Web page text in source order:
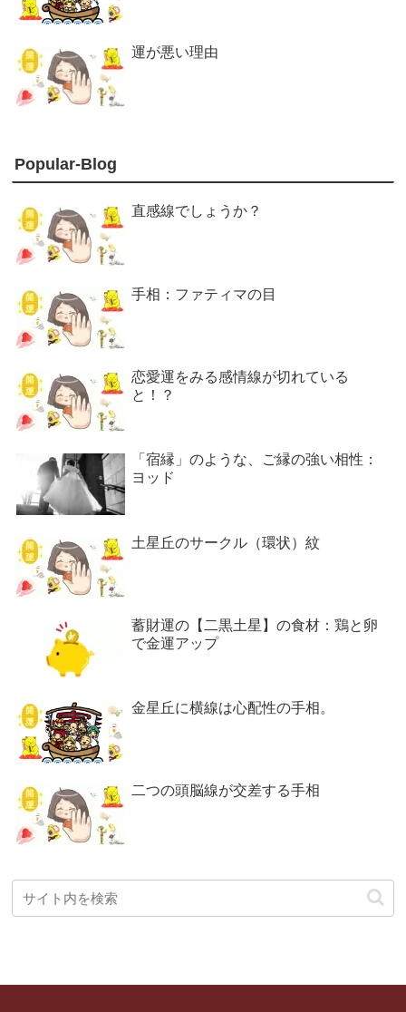
運が悪い理由
Popular-Blog
直感線でしょうか？
手相：ファティマの目
恋愛運をみる感情線が切れている
と！？
「宿縁」のような、ご縁の強い相性：
ヨッド
土星丘のサークル（環状）紋
蓄財運の【二黒土星】の食材：鶏と卵
で金運アップ
金星丘に横線は心配性の手相。
二つの頭脳線が交差する手相